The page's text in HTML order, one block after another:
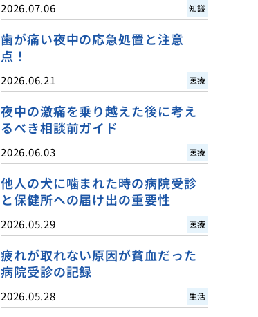
2026.07.06 知識
歯が痛い夜中の応急処置と注意
点！
2026.06.21 医療
夜中の激痛を乗り越えた後に考え
るべき相談前ガイド
2026.06.03 医療
他人の犬に噛まれた時の病院受診
と保健所への届け出の重要性
2026.05.29 医療
疲れが取れない原因が貧血だった
病院受診の記録
2026.05.28 生活